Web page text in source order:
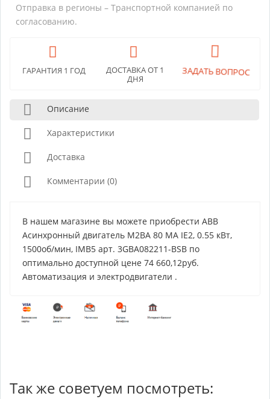
Отправка в регионы – Транспортной компанией по
согласованию.
ГАРАНТИЯ 1 ГОД
ДОСТАВКА ОТ 1
ДНЯ
ЗАДАТЬ ВОПРОС
Описание
Характеристики
Доставка
Комментарии (0)
В нашем магазине вы можете приобрести ABB
Асинхронный двигатель M2BA 80 MA IE2, 0.55 кВт,
1500об/мин, IMB5 арт. 3GBA082211-BSB по
оптимально доступной цене 74 660,12руб.
Автоматизация и электродвигатели .
Так же советуем посмотреть: